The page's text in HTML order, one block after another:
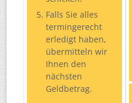
Falls Sie alles
termingerecht
erledigt haben,
übermitteln wir
Ihnen den
nächsten
Geldbetrag.